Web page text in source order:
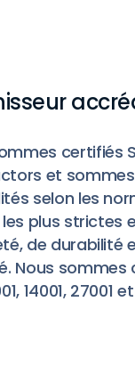
certifiés
et sommes
selon les
plus strictes
de durabilité
Nous sommes
14001, 27001